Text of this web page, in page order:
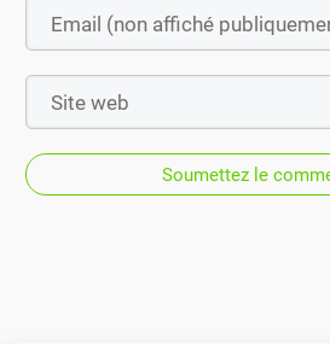
Soumettez le